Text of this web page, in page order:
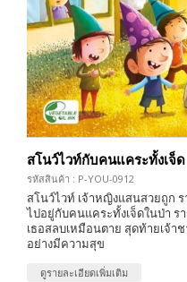
สโนว์ไวท์กับคนแคระทั้งเจ็ด
รหัสสินค้า : P-YOU-0912
สโนว์ไวท์ เจ้าหญิงแสนสวยถูก
ไปอยู่กับคนแคระทั้งเจ็ดในป่า
เธอสลบเหมือนตาย สุดท้ายเจ้
อย่างมีความสุข
ดูรายละเอียดเพิ่มเติม